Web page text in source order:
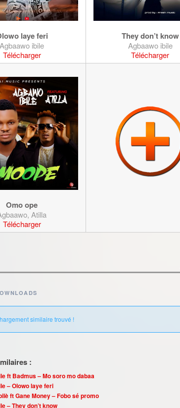
laye feri
Agbaawo ibile
Télécharger
They don’t know
Agbaawo ibile
Télécharger
Omo ope
Atilla
Télécharger
similaire trouvé !
:
ft Badmus – Mo soro mo dabaa
– Olowo laye feri
ft Gane Money – Fobo sé promo
– They don’t know